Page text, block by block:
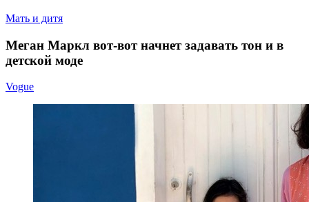
Мать и дитя
Меган Маркл вот-вот начнет задавать тон и в
детской моде
Vogue